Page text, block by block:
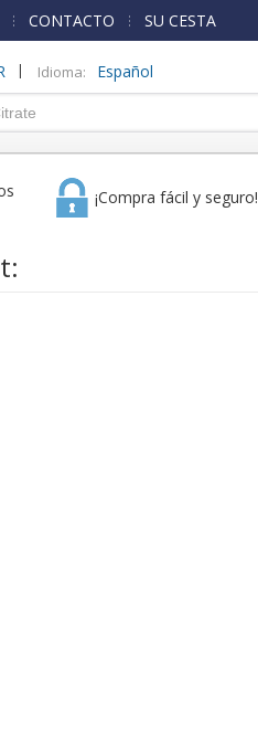
CONTACTO SU CESTA
| Idioma: Español
¡Compra fácil y seguro!